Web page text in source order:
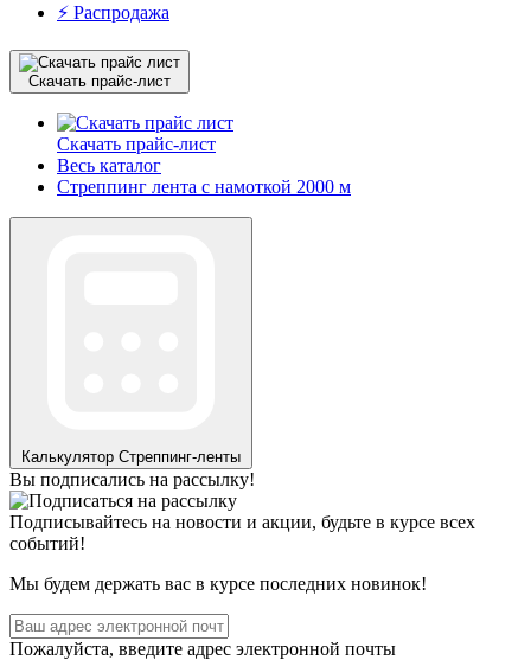
⚡️ Распродажа
Скачать прайс-лист
Скачать прайс-лист
Весь каталог
Стреппинг лента с намоткой 2000 м
Калькулятор Стреппинг-ленты
Вы подписались на рассылку!
Подписывайтесь на новости и акции, будьте в курсе всех
событий!
Мы будем держать вас в курсе последних новинок!
Пожалуйста, введите адрес электронной почты